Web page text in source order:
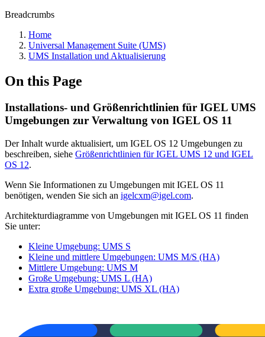
Breadcrumbs
Home
Universal Management Suite (UMS)
UMS Installation und Aktualisierung
On this Page
Installations- und Größenrichtlinien für IGEL UMS
Umgebungen zur Verwaltung von IGEL OS 11
Der Inhalt wurde aktualisiert, um IGEL OS 12 Umgebungen zu
beschreiben, siehe Größenrichtlinien für IGEL UMS 12 und IGEL
OS 12.
Wenn Sie Informationen zu Umgebungen mit IGEL OS 11
benötigen, wenden Sie sich an igelcxm@igel.com.
Architekturdiagramme von Umgebungen mit IGEL OS 11 finden
Sie unter:
Kleine Umgebung: UMS S
Kleine und mittlere Umgebungen: UMS M/S (HA)
Mittlere Umgebung: UMS M
Große Umgebung: UMS L (HA)
Extra große Umgebung: UMS XL (HA)